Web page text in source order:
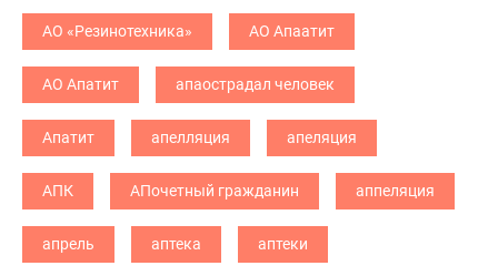
АО «Резинотехника» АО Апаатит
АО Апатит апаострадал человек
Апатит апелляция апеляция
АПК АПочетный гражданин аппеляция
апрель аптека аптеки